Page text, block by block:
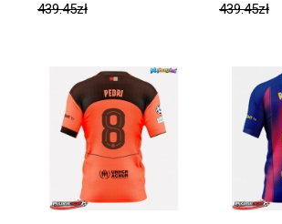
439.45zł 439.45zł